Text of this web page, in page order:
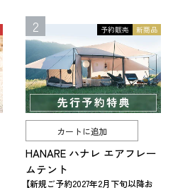
新商品
予約販売
カートに追加
HANARE ハナレ エアフレー
ムテント
【新規ご予約2027年2月下旬以降お